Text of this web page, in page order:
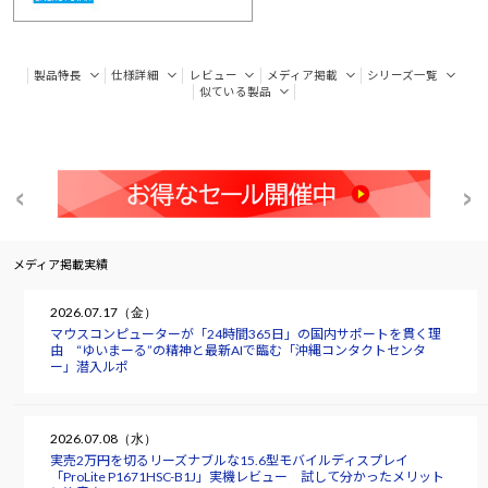
製品特長 仕様詳細 レビュー メディア掲載
シリーズ一覧
似ている製品
メディア掲載実績
2026.07.17（金）
マウスコンピューターが「24時間365日」の国内サポートを貫く理
由 “ゆいまーる”の精神と最新AIで臨む「沖縄コンタクトセンタ
ー」潜入ルポ
2026.07.08（水）
実売2万円を切るリーズナブルな15.6型モバイルディスプレイ
「ProLite P1671HSC-B1J」実機レビュー 試して分かったメリット